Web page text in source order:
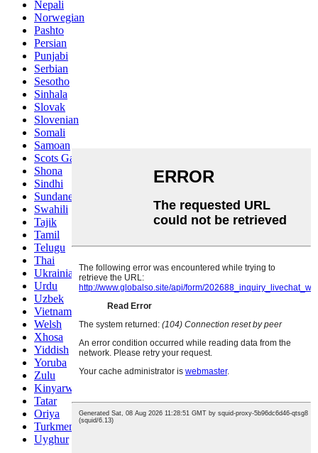
Nepali
Norwegian
Pashto
Persian
Punjabi
Serbian
Sesotho
Sinhala
Slovak
Slovenian
Somali
Samoan
Scots Gaelic
Shona
Sindhi
Sundanese
Swahili
Tajik
Tamil
Telugu
Thai
Ukrainian
Urdu
Uzbek
Vietnamese
Welsh
Xhosa
Yiddish
Yoruba
Zulu
Kinyarwanda
Tatar
Oriya
Turkmen
Uyghur